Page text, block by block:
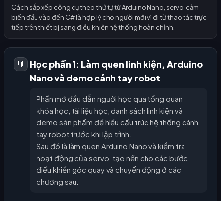
Cách sắp xếp công cụ theo thứ tự từ Arduino Nano, servo, cảm
biến đầu vào đến C# là hợp lý cho người mới vì đi từ thao tác trực
tiếp trên thiết bị sang điều khiển hệ thống hoàn chỉnh.
🔰
Học phần 1: Làm quen linh kiện, Arduino
Nano và demo cánh tay robot
Phần mở đầu dẫn người học qua tổng quan
khóa học, tài liệu học, danh sách linh kiện và
demo sản phẩm để hiểu cấu trúc hệ thống cánh
tay robot trước khi lập trình.
Sau đó là làm quen Arduino Nano và kiểm tra
hoạt động của servo, tạo nền cho các bước
điều khiển góc quay và chuyển động ở các
chương sau.